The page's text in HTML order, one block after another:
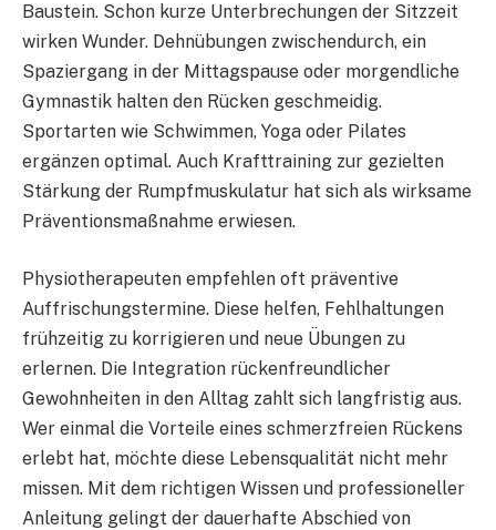
Baustein. Schon kurze Unterbrechungen der Sitzzeit
wirken Wunder. Dehnübungen zwischendurch, ein
Spaziergang in der Mittagspause oder morgendliche
Gymnastik halten den Rücken geschmeidig.
Sportarten wie Schwimmen, Yoga oder Pilates
ergänzen optimal. Auch Krafttraining zur gezielten
Stärkung der Rumpfmuskulatur hat sich als wirksame
Präventionsmaßnahme erwiesen.
Physiotherapeuten empfehlen oft präventive
Auffrischungstermine. Diese helfen, Fehlhaltungen
frühzeitig zu korrigieren und neue Übungen zu
erlernen. Die Integration rückenfreundlicher
Gewohnheiten in den Alltag zahlt sich langfristig aus.
Wer einmal die Vorteile eines schmerzfreien Rückens
erlebt hat, möchte diese Lebensqualität nicht mehr
missen. Mit dem richtigen Wissen und professioneller
Anleitung gelingt der dauerhafte Abschied von